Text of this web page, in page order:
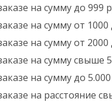
на сумму до 999
на сумму от
на сумму от
на сумму свыше
на сумму до
на расстояние